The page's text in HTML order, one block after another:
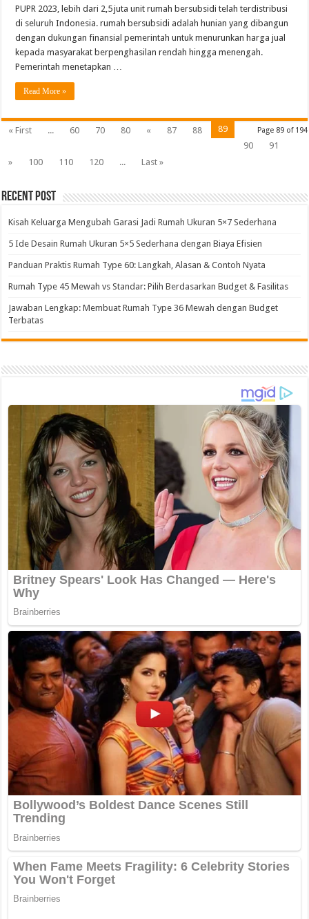
PUPR 2023, lebih dari 2,5 juta unit rumah bersubsidi telah terdistribusi
di seluruh Indonesia. rumah bersubsidi adalah hunian yang dibangun
dengan dukungan finansial pemerintah untuk menurunkan harga jual
kepada masyarakat berpenghasilan rendah hingga menengah.
Pemerintah menetapkan …
Read More »
Page 89 of 194
« First ... 60 70 80 « 87 88
89
90
91
»
100 110 120 ... Last »
Recent Post
Kisah Keluarga Mengubah Garasi Jadi Rumah Ukuran 5×7 Sederhana
5 Ide Desain Rumah Ukuran 5×5 Sederhana dengan Biaya Efisien
Panduan Praktis Rumah Type 60: Langkah, Alasan & Contoh Nyata
Rumah Type 45 Mewah vs Standar: Pilih Berdasarkan Budget & Fasilitas
Jawaban Lengkap: Membuat Rumah Type 36 Mewah dengan Budget
Terbatas